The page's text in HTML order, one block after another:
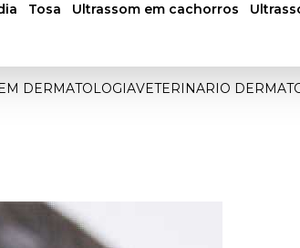
tosa ultrassom em cachorros
DERMATOLOGIAVETERINARIO